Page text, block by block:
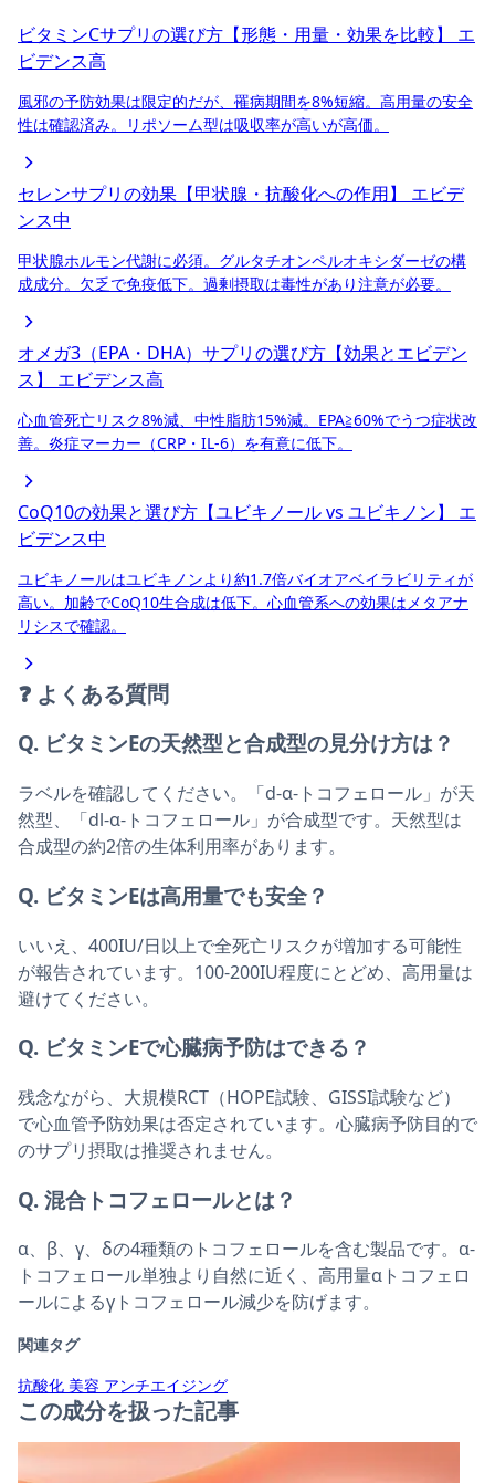
ビタミンCサプリの選び方【形態・用量・効果を比較】
エ
ビデンス高
風邪の予防効果は限定的だが、罹病期間を8%短縮。高用量の安全
性は確認済み。リポソーム型は吸収率が高いが高価。
セレンサプリの効果【甲状腺・抗酸化への作用】
エビデ
ンス中
甲状腺ホルモン代謝に必須。グルタチオンペルオキシダーゼの構
成成分。欠乏で免疫低下。過剰摂取は毒性があり注意が必要。
オメガ3（EPA・DHA）サプリの選び方【効果とエビデン
ス】
エビデンス高
心血管死亡リスク8%減、中性脂肪15%減。EPA≧60%でうつ症状改
善。炎症マーカー（CRP・IL-6）を有意に低下。
CoQ10の効果と選び方【ユビキノール vs ユビキノン】
エ
ビデンス中
ユビキノールはユビキノンより約1.7倍バイオアベイラビリティが
高い。加齢でCoQ10生合成は低下。心血管系への効果はメタアナ
リシスで確認。
❓ よくある質問
Q. ビタミンEの天然型と合成型の見分け方は？
ラベルを確認してください。「d-α-トコフェロール」が天
然型、「dl-α-トコフェロール」が合成型です。天然型は
合成型の約2倍の生体利用率があります。
Q. ビタミンEは高用量でも安全？
いいえ、400IU/日以上で全死亡リスクが増加する可能性
が報告されています。100-200IU程度にとどめ、高用量は
避けてください。
Q. ビタミンEで心臓病予防はできる？
残念ながら、大規模RCT（HOPE試験、GISSI試験など）
で心血管予防効果は否定されています。心臓病予防目的で
のサプリ摂取は推奨されません。
Q. 混合トコフェロールとは？
α、β、γ、δの4種類のトコフェロールを含む製品です。α-
トコフェロール単独より自然に近く、高用量αトコフェロ
ールによるγトコフェロール減少を防げます。
関連タグ
抗酸化 美容 アンチエイジング
この成分を扱った記事